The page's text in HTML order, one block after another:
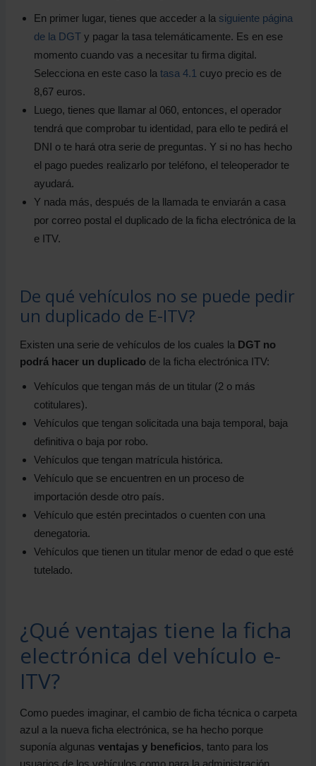
En primer lugar, tienes que acceder a la siguiente página
de la DGTy pagar la tasa telemáticamente. Es en ese
momento cuando vas a necesitar tu firma digital.
Selecciona en este caso la tasa 4.1 cuyo precio es de
8,67 euros.
Luego, tienes que llamar al 060, entonces, el operador
tendrá que comprobar tu identidad, para ello te pedirá el
DNI o te hará otra serie de preguntas. Y si no has hecho
el pago puedes realizarlo por teléfono, el teleoperador te
ayudará.
Y nada más, después de la llamada te enviarán a casa
por correo postal el duplicado de la ficha electrónica de la
e ITV.
De qué vehículos no se puede pedir
un duplicado de E-ITV?
Existen una serie de vehículos de los cuales la DGT no
podrá hacer un duplicadode la ficha electrónica ITV:
Vehículos que tengan más de un titular (2 o más
cotitulares).
Vehículos que tengan solicitada una baja temporal, baja
definitiva o baja por robo.
Vehículos que tengan matrícula histórica.
Vehículo que se encuentren en un proceso de
importación desde otro país.
Vehículo que estén precintados o cuenten con una
denegatoria.
Vehículos que tienen un titular menor de edad o que esté
tutelado.
¿Qué ventajas tiene la ficha
electrónica del vehículo e-
ITV?
Como puedes imaginar, el cambio de ficha técnica o carpeta
azul a la nueva ficha electrónica, se ha hecho porque
suponía algunas ventajas y beneficios, tanto para los
usuarios de los vehículos como para la administración.